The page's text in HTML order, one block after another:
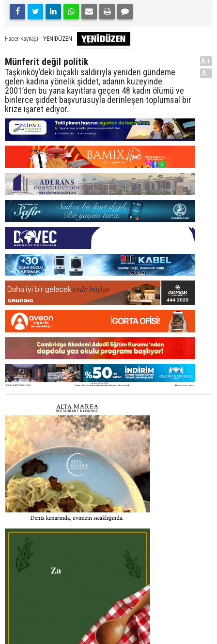
Haber Kaynağı YENİDÜZEN
Münferit değil politik
Taşkınköy’deki bıçaklı saldırıyla yeniden gündeme
gelen kadına yönelik şiddet, adanın kuzeyinde
2001’den bu yana kayıtlara geçen 48 kadın ölümü ve
binlerce şiddet başvurusuyla derinleşen toplumsal bir
krize işaret ediyor.
A+
A-